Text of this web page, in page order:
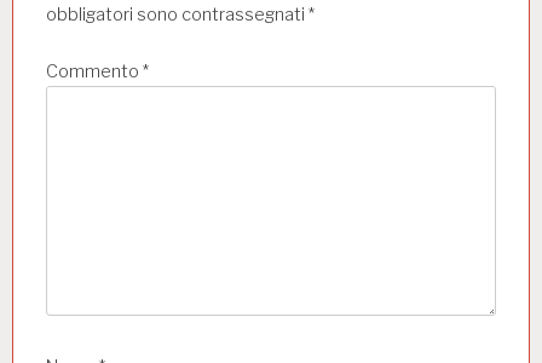
obbligatori sono contrassegnati *
Commento *